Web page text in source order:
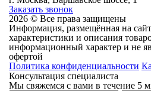
Заказать звонок
2026 © Все права защищены
Информация, размещённая на
характеристики и описания
информационный характер и не
офертой
Политика конфиденциальности
Консультация специалиста
Мы свяжемся с вами в течение 5